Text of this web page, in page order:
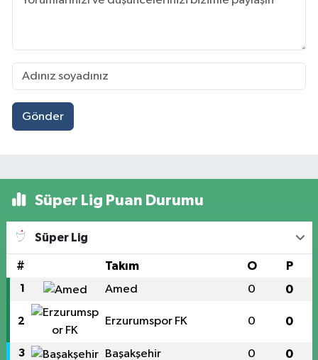
Gönder
Süper Lig Puan Durumu
Süper Lig
# Takım O P
1 Amed 0 0
2 Erzurumspor FK 0 0
3 Başakşehir 0 0